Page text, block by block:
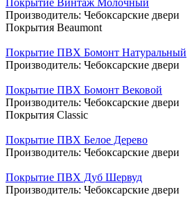
Покрытие Винтаж Молочный
Производитель: Чебоксарские двери
Покрытия Beaumont
Покрытие ПВХ Бомонт Натуральный
Производитель: Чебоксарские двери
Покрытие ПВХ Бомонт Вековой
Производитель: Чебоксарские двери
Покрытия Classic
Покрытие ПВХ Белое Дерево
Производитель: Чебоксарские двери
Покрытие ПВХ Дуб Шервуд
Производитель: Чебоксарские двери